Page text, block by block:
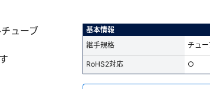
チューブ
基本情報
継手規格
チュ
RoHS2対応 ○
※メールアドレスを忘れた方は、お問い合わせページよりお